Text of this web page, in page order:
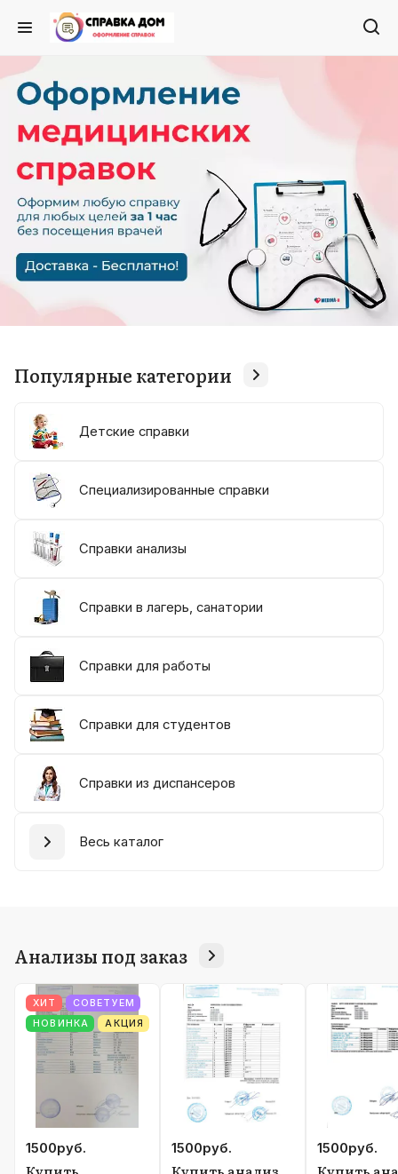
Популярные категории
Детские справки
Специализированные справки
Справки анализы
Справки в лагерь, санатории
Справки для работы
Справки для студентов
Справки из диспансеров
Весь каталог
Анализы под заказ
ХИТ
СОВЕТУЕМ
НОВИНКА
АКЦИЯ
1500руб. 1500руб. 1500руб.